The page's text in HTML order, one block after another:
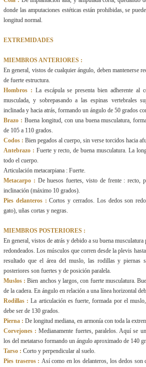
donde las amputaciones estéticas están prohibidas, se
longitud normal.
EXTREMIDADES
MIEMBROS ANTERIORES :
En general, vistos de cualquier ángulo, deben mantenerse
de fuerte estructura.
Hombros : La escápula se presenta bien adherente al
musculada, y sobrepasando a las espinas vertebrales
inclinada y hacia atrás, formando un ángulo de 50 grados
Brazo : Buena longitud, con una buena musculatura,
de 105 a 110 grados.
Codos : Bien pegados al cuerpo, sin verse torcidos hacia
Antebrazo : Fuerte y recto, de buena musculatura. La
todo el cuerpo.
Articulación metacarpiana : Fuerte.
Metacarpo : De huesos fuertes, visto de frente : recto,
inclinación (máximo 10 grados).
Pies delanteros :Cortos y cerrados. Los dedos son
gato), uñas cortas y negras.
MIEMBROS POSTERIORES :
En general, vistos de atrás y debido a su buena
redondeados. Los músculos que corren desde la plevis
resultado que el área del muslo, las rodillas y piernas
posteriores son fuertes y de posición paralela.
Muslos :Bien anchos y largos, con fuerte musculatura.
de la cadera. En ángulo en relación a una línea horizontal
Rodillas :La articulación es fuerte, formada por el
debe ser de 130 grados.
Pierna : De longitud mediana, en armonía con toda la
Corvejones :Medianamente fuertes, paralelos. Aquí se
los del metatarso formando un ángulo aproximado de 140
Tarso : Corto y perpendicular al suelo.
Pies traseros : Así como en los delanteros, los dedos son